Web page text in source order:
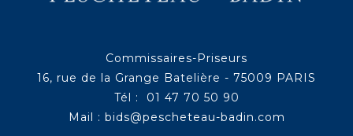
Commissaires-Priseurs
16, rue de la Grange Batelière - 75009 PARIS
Tél : 01 47 70 50 90
Mail : bids@pescheteau-badin.com